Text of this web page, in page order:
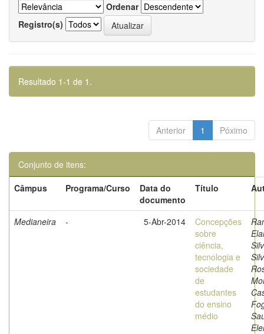
Ordenar
Registro(s)
Resultado 1-1 de 1.
Anterior 1 Póximo
Conjunto de itens:
Câmpus
Programa/Curso
Data do
documento
Título
Medianeira - 5-Abr-2014
Concepções
sobre
ciência,
tecnologia e
sociedade
de
estudantes
do ensino
médio